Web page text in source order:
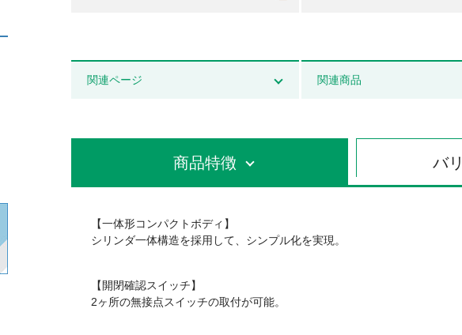
関連ページ 関連商品
商品特徴 バ
【一体形コンパクトボディ】
シリンダ一体構造を採用して、シンプル化を実現。
【開閉確認スイッチ】
2ヶ所の無接点スイッチの取付が可能。